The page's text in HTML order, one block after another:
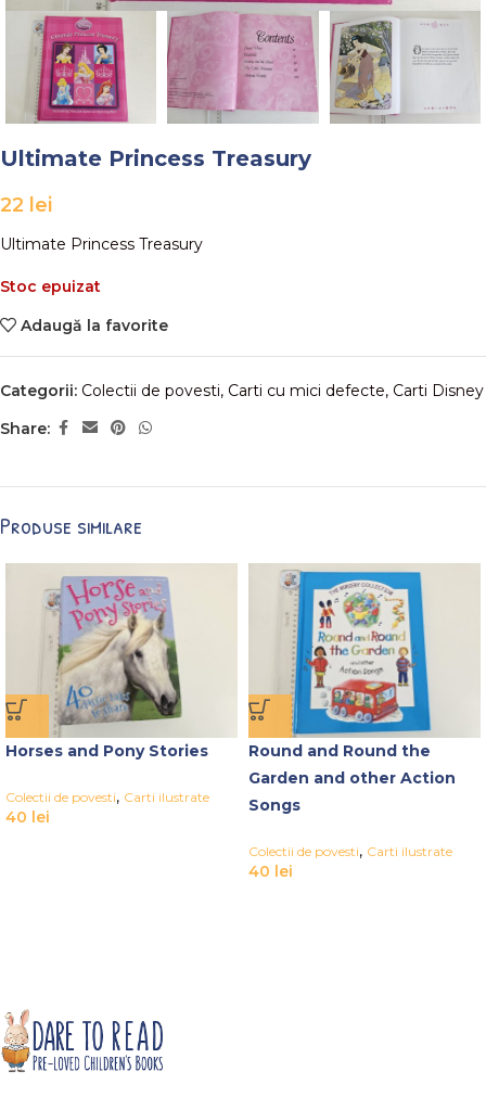
Ultimate Princess Treasury
22 lei
Ultimate Princess Treasury
Stoc epuizat
Adaugă la favorite
Categorii: Colectii de povesti, Carti cu mici defecte, Carti Disney
Share:
Produse similare
Horses and Pony Stories
Colectii de povesti, Carti ilustrate
40 lei
Round and Round the
Garden and other Action
Songs
Colectii de povesti, Carti ilustrate
40 lei